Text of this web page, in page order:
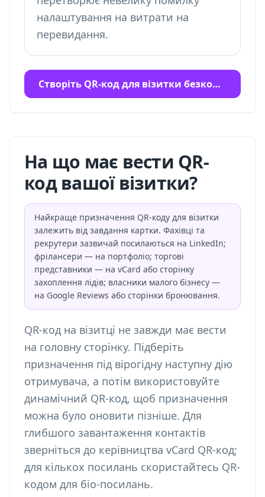
налаштування на витрати на
перевидання.
Створіть QR-код для візитки безкоштовно
На що має вести QR-
код вашої візитки?
Найкраще призначення QR-коду для візитки
залежить від завдання картки. Фахівці та
рекрутери зазвичай посилаються на LinkedIn;
фрілансери — на портфоліо; торгові
представники — на vCard або сторінку
захоплення лідів; власники малого бізнесу —
на Google Reviews або сторінки бронювання.
QR-код на візитці не завжди має вести
на головну сторінку. Підберіть
призначення під вірогідну наступну дію
отримувача, а потім використовуйте
динамічний QR-код, щоб призначення
можна було оновити пізніше. Для
глибшого завантаження контактів
зверніться до керівництва vCard QR-код;
для кількох посилань скористайтесь QR-
кодом для біо-посилань.